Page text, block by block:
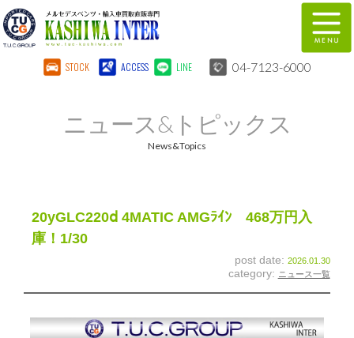
STOCK ACCESS LINE 04-7123-6000
特別作業
注文販売
スタッフ紹介
ニュース&トピックス
News&Topics
20yGLC220ⅾ 4MATIC AMGﾗｲﾝ 468万円入
庫！1/30
post date: 2026.01.30
category: ニュース一覧